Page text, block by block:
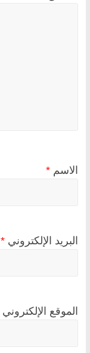
الاسم *
البريد الإلكتروني *
الموقع الإلكتروني